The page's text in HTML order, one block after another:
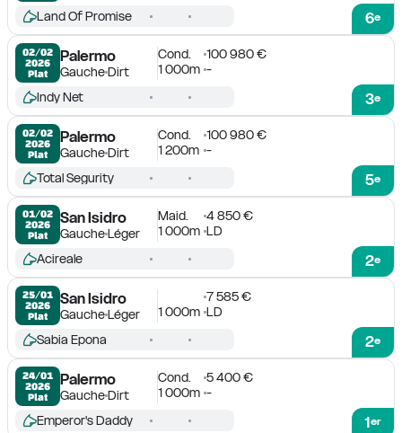
6e
Land Of Promise
02/02
2026
Plat
Palermo
GaucheDirt
Cond.
100 980 €
1 000m -
3e
Indy Net
02/02
2026
Plat
Palermo
GaucheDirt
Cond.
100 980 €
1 200m -
5e
Total Segurity
01/02
2026
Plat
San Isidro
GaucheLéger
Maid.
4 850 €
1 000m LD
2e
Acireale
25/01
2026
Plat
San Isidro
GaucheLéger
7 585 €
1 000m LD
2e
Sabia Epona
24/01
2026
Plat
Palermo
GaucheDirt
Cond.
5 400 €
1 000m -
1er
Emperor's Daddy